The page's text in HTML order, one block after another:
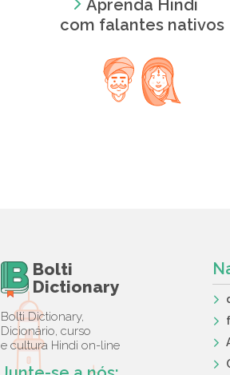
Aprenda Hindi
com falantes nativos
Bolti
Dictionary
Bolti Dictionary,
Dicionário, curso
e cultura Hindi on-line